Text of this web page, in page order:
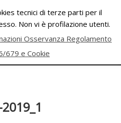
tecnici di terze parti per il
Non vi è profilazione utenti.
Osservanza Regolamento
679 e Cookie